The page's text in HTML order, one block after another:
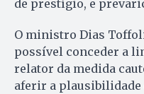
de prestígio, e
O ministro Dias
possível conceder a
relator da medida
aferir a plausibilidade